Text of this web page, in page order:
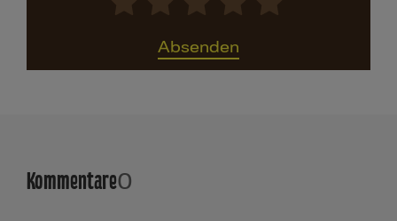
Absenden
Kommentare0